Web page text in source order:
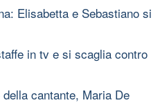
Elisabetta e Sebastiano si
in tv e si scaglia contro
cantante, Maria De